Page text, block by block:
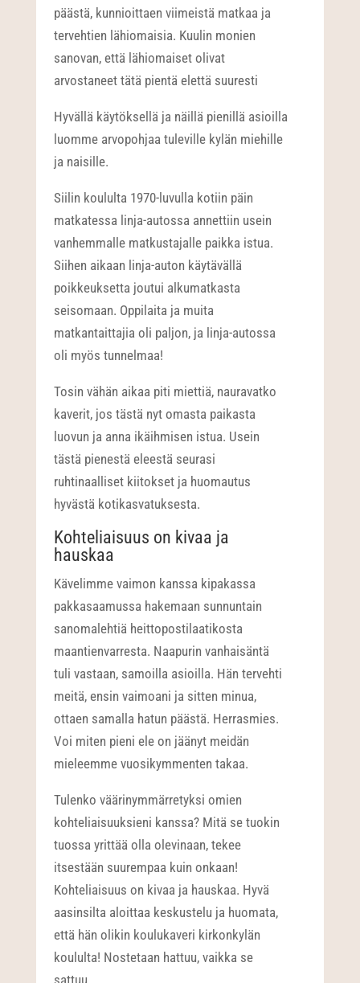
päästä, kunnioittaen viimeistä matkaa ja
tervehtien lähiomaisia. Kuulin monien
sanovan, että lähiomaiset olivat
arvostaneet tätä pientä elettä suuresti
Hyvällä käytöksellä ja näillä pienillä asioilla
luomme arvopohjaa tuleville kylän miehille
ja naisille.
Siilin koululta 1970-luvulla kotiin päin
matkatessa linja-autossa annettiin usein
vanhemmalle matkustajalle paikka istua.
Siihen aikaan linja-auton käytävällä
poikkeuksetta joutui alkumatkasta
seisomaan. Oppilaita ja muita
matkantaittajia oli paljon, ja linja-autossa
oli myös tunnelmaa!
Tosin vähän aikaa piti miettiä, nauravatko
kaverit, jos tästä nyt omasta paikasta
luovun ja anna ikäihmisen istua. Usein
tästä pienestä eleestä seurasi
ruhtinaalliset kiitokset ja huomautus
hyvästä kotikasvatuksesta.
Kohteliaisuus on kivaa ja
hauskaa
Kävelimme vaimon kanssa kipakassa
pakkasaamussa hakemaan sunnuntain
sanomalehtiä heittopostilaatikosta
maantienvarresta. Naapurin vanhaisäntä
tuli vastaan, samoilla asioilla. Hän tervehti
meitä, ensin vaimoani ja sitten minua,
ottaen samalla hatun päästä. Herrasmies.
Voi miten pieni ele on jäänyt meidän
mieleemme vuosikymmenten takaa.
Tulenko väärinymmärretyksi omien
kohteliaisuuksieni kanssa? Mitä se tuokin
tuossa yrittää olla olevinaan, tekee
itsestään suurempaa kuin onkaan!
Kohteliaisuus on kivaa ja hauskaa. Hyvä
aasinsilta aloittaa keskustelu ja huomata,
että hän olikin koulukaveri kirkonkylän
koululta! Nostetaan hattuu, vaikka se
sattuu.